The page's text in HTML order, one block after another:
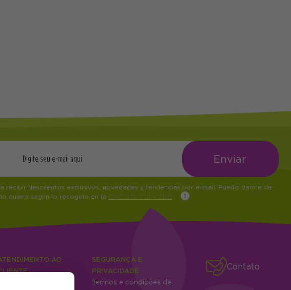
recibir descuentos exclusivos, novedades y tendencias por e-mail. Puedo darme de
quiera según lo recogido en la Política de Publicidad
AO
SEGURANÇA E
PRIVACIDADE
Termos e condições de
Contato